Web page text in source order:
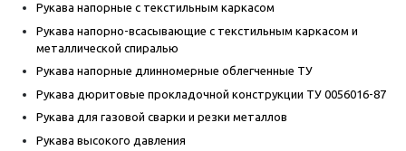
Рукава напорные с текстильным каркасом
Рукава напорно-всасывающие с текстильным каркасом и
металлической спиралью
Рукава напорные длинномерные облегченные ТУ
Рукава дюритовые прокладочной конструкции ТУ 0056016-87
Рукава для газовой сварки и резки металлов
Рукава высокого давления